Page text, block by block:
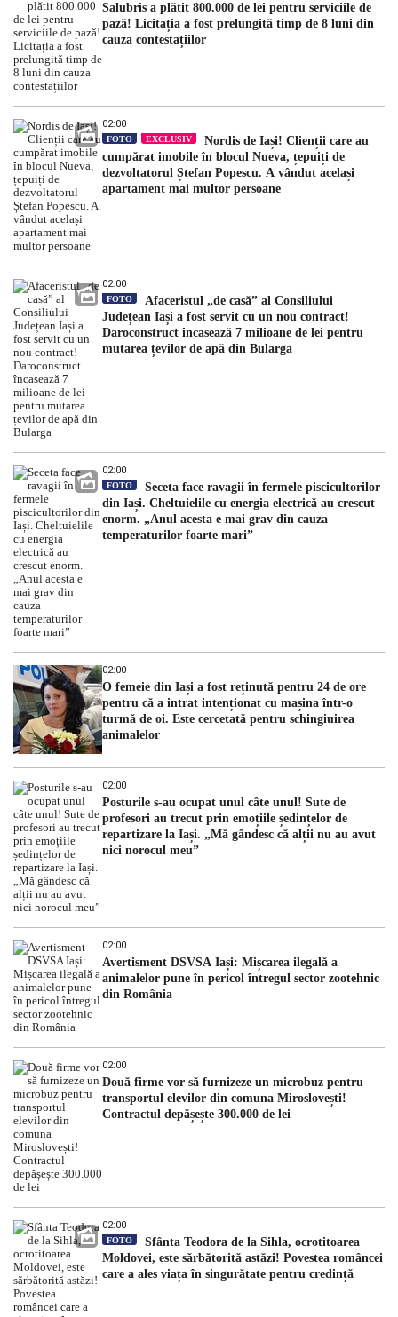
Salubris a plătit 800.000 de lei pentru serviciile de
pază! Licitația a fost prelungită timp de 8 luni din
cauza contestațiilor
02:00
FOTO EXCLUSIV
Nordis de Iași! Clienții care au
cumpărat imobile în blocul Nueva, țepuiți de
dezvoltatorul Ștefan Popescu. A vândut același
apartament mai multor persoane
02:00
FOTO
Afaceristul „de casă” al Consiliului
Județean Iași a fost servit cu un nou contract!
Daroconstruct încasează 7 milioane de lei pentru
mutarea țevilor de apă din Bularga
02:00
FOTO
Seceta face ravagii în fermele piscicultorilor
din Iași. Cheltuielile cu energia electrică au crescut
enorm. „Anul acesta e mai grav din cauza
temperaturilor foarte mari”
02:00
O femeie din Iași a fost reținută pentru 24 de ore
pentru că a intrat intenționat cu mașina într-o
turmă de oi. Este cercetată pentru schingiuirea
animalelor
02:00
Posturile s-au ocupat unul câte unul! Sute de
profesori au trecut prin emoțiile ședințelor de
repartizare la Iași. „Mă gândesc că alții nu au avut
nici norocul meu”
02:00
Avertisment DSVSA Iași: Mișcarea ilegală a
animalelor pune în pericol întregul sector zootehnic
din România
02:00
Două firme vor să furnizeze un microbuz pentru
transportul elevilor din comuna Miroslovești!
Contractul depășește 300.000 de lei
02:00
FOTO
Sfânta Teodora de la Sihla, ocrotitoarea
Moldovei, este sărbătorită astăzi! Povestea româncei
care a ales viața în singurătate pentru credință